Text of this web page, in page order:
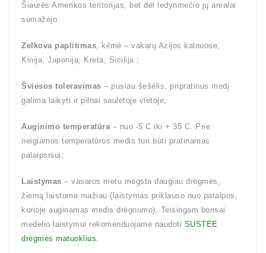
Šiaurės Amerikos teritorijas, bet dėl ledynmečio jų arealai
sumažėjo.
Zelkova paplitimas, kilmė – vakarų Azijos kalnuose,
Kinija, Japonija, Kreta, Sicilija ;
Šviesos toleravimas – pusiau šešėlis, pripratinus medį
galima laikyti ir pilnai saulėtoje vietoje;
Auginimo temperatūra– nuo -5 C iki + 35 C. Prie
neigiamos temperatūros medis turi būti pratinamas
palaipsniui;
Laistymas – vasaros metu mėgsta daugiau drėgmės,
žiemą laistoma mažiau (laistymas priklauso nuo patalpos,
kurioje auginamas medis drėgnumo). Teisingam bonsai
medelio laistymui rekomenduojame naudoti SUSTEE
drėgmės matuoklius.